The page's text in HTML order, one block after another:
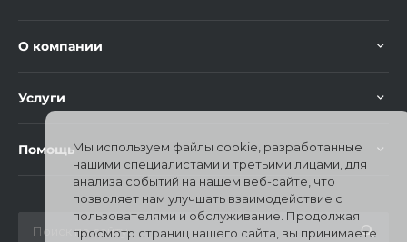
в корзину
Оплачивайте сегодня только
Получайте товар
выбранный способом
О компании
Услуги
ПомощьМы используем файлы cookie, разработанные
нашими специалистами и третьими лицами, для
анализа событий на нашем веб-сайте, что
позволяет нам улучшать взаимодействие с
пользователями и обслуживание. Продолжая
просмотр страниц нашего сайта, вы принимаете